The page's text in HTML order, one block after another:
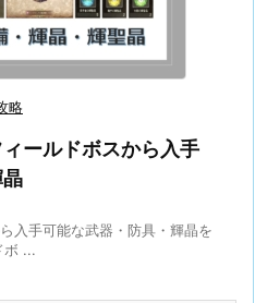
略
ィールドボスから入手
入手可能な武器・防具・輝晶を
ボ ...